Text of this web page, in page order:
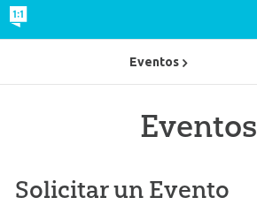
Eventos
Solicitar un Evento
Eventos